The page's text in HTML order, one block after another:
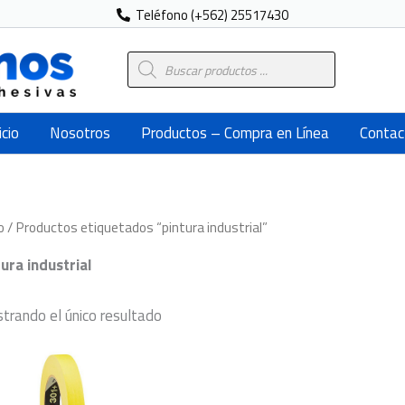
Teléfono (+562) 25517430
Búsqueda
de
Nosotros Productos – Compra en Línea
/ Productos etiquetados “pintura industrial”
industrial
el único resultado